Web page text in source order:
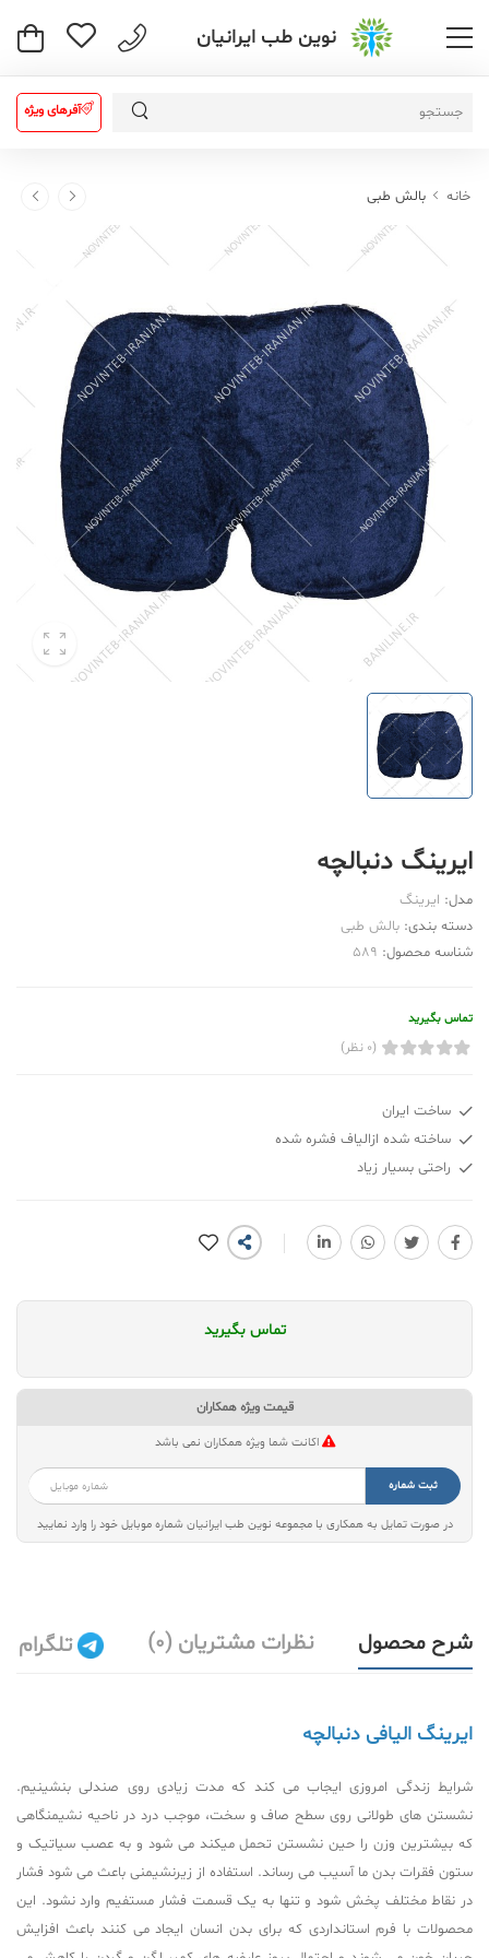
نوین طب ایرانیان
آفرهای ویژه
خانه بالش طبی
ایرینگ دنبالچه
مدل: ایرینگ
دسته بندی: بالش طبی
شناسه محصول: 589
تماس بگیرید
(0 نظر)
ساخت ایران
ساخته شده ازالیاف فشره شده
راحتی بسیار زیاد
تماس بگیرید
قیمت ویژه همکاران
اکانت شما ویژه همکاران نمی باشد
ثبت شماره
در صورت تمایل به همکاری با مجموعه نوین طب ایرانیان شماره موبایل خود را وارد نمایید
شرح محصول نظرات مشتریان (0) تلگرام
ایرینگ الیافی دنبالچه
شرایط زندگی امروزی ایجاب می کند که مدت زیادی روی صندلی بنشینیم.
نشستن های طولانی روی سطح صاف و سخت، موجب درد در ناحیه نشیمنگاهی
که بیشترین وزن را حین نشستن تحمل میکند می شود و به عصب سیاتیک و
ستون فقرات بدن ما آسیب می رساند. استفاده از زیرنشیمنی باعث می شود فشار
در نقاط مختلف پخش شود و تنها به یک قسمت فشار مستفیم وارد نشود. این
محصولات با فرم استانداردی که برای بدن انسان ایجاد می کنند باعث افزایش